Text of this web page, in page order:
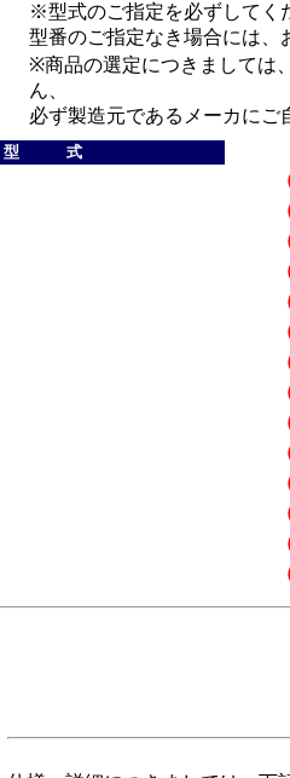
※型式のご指定を必ずしてく
型番のご指定なき場合には、
※商品の選定につきましては
ん、
必ず製造元であるメーカにご
型 式